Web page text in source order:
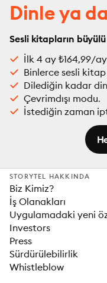
Dinle ya
Sesli kitapların
İlk 4 ay ₺164,99/ay
Binlerce sesli
Dilediğin kadar
Çevrimdışı modu.
İstediğin zaman
STORYTEL HAKKINDA
Biz Kimiz?
İş Olanakları
Uygulamadaki yeni
Investors
Press
Sürdürülebilirlik
Whistleblow